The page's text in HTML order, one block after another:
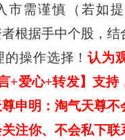
市需谨慎（若如
根据手中个股，结
的操作选择！认为
+爱心+转发】支
申明：淘气天尊
注你、不会私下